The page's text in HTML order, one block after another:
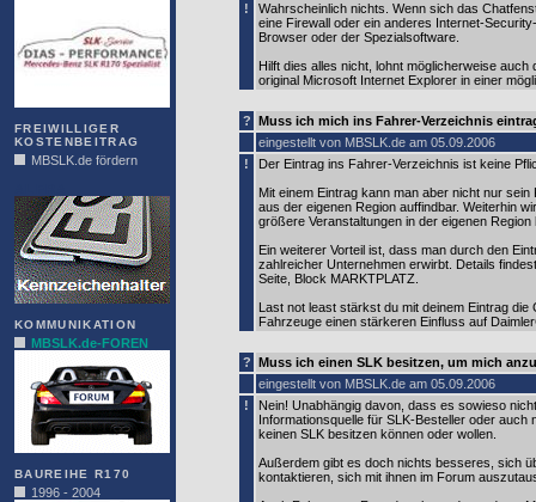
FREIWILLIGER
KOSTENBEITRAG
MBSLK.de fördern
KOMMUNIKATION
MBSLK.de-FOREN
BAUREIHE R170
1996 - 2004
!
Wahrscheinlich nichts. Wenn sich das
eine Firewall oder ein anderes Internet-
Browser oder der Spezialsoftware.
Hilft dies alles nicht, lohnt möglicherweise
original Microsoft Internet Explorer in einer
? Muss ich mich ins Fahrer-Verzeichnis
eingestellt von MBSLK.de am 05.09.2006
!
Der Eintrag ins Fahrer-Verzeichnis ist keine
Mit einem Eintrag kann man aber nicht nur
aus der eigenen Region auffindbar. Weiterhin
größere Veranstaltungen in der eigenen
Ein weiterer Vorteil ist, dass man durch den
zahlreicher Unternehmen erwirbt. Details
Seite, Block MARKTPLATZ.
Last not least stärkst du mit deinem Eintrag
Fahrzeuge einen stärkeren Einfluss auf
? Muss ich einen SLK besitzen, um mich
eingestellt von MBSLK.de am 05.09.2006
!
Nein! Unabhängig davon, dass es sowieso
Informationsquelle für SLK-Besteller oder
keinen SLK besitzen können oder wollen.
Außerdem gibt es doch nichts besseres, sich
kontaktieren, sich mit ihnen im Forum